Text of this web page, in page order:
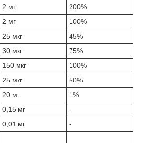
2 мг
200%
2 мг
100%
25 мкг
45%
30 мкг
75%
150 мкг
100%
25 мкг
50%
20 мг
1%
0,15 мг
-
0,01 мг
-